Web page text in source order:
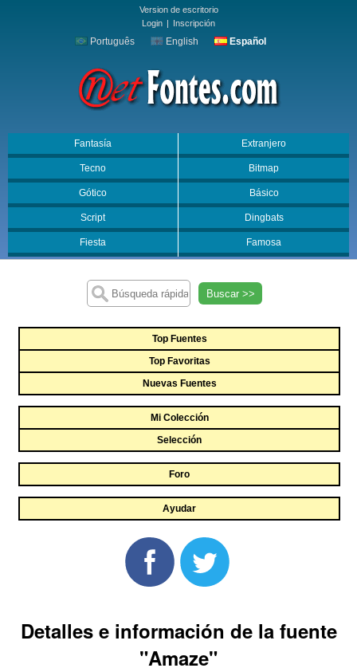
Version de escritorio
Login | Inscripción
Português English Español
Fantasía Extranjero
Tecno Bitmap
Gótico Básico
Script Dingbats
Fiesta Famosa
Buscar >>
Top Fuentes
Top Favoritas
Nuevas Fuentes
Mi Colección
Selección
Foro
Ayudar
Detalles e información de la fuente
"Amaze"